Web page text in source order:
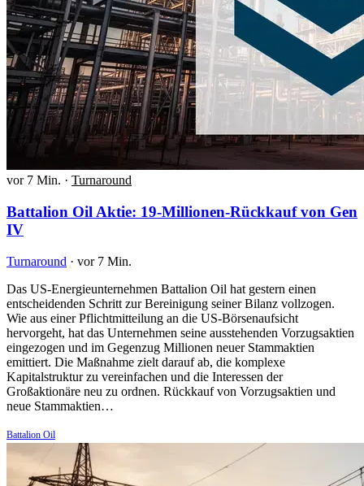
vor 7 Min. · Turnaround
Battalion Oil Aktie: 19-Millionen-Rückkauf von Gen
IV
Turnaround · vor 7 Min.
Das US-Energieunternehmen Battalion Oil hat gestern einen
entscheidenden Schritt zur Bereinigung seiner Bilanz vollzogen.
Wie aus einer Pflichtmitteilung an die US-Börsenaufsicht
hervorgeht, hat das Unternehmen seine ausstehenden Vorzugsaktien
eingezogen und im Gegenzug Millionen neuer Stammaktien
emittiert. Die Maßnahme zielt darauf ab, die komplexe
Kapitalstruktur zu vereinfachen und die Interessen der
Großaktionäre neu zu ordnen. Rückkauf von Vorzugsaktien und
neue Stammaktien…
Battalion Oil